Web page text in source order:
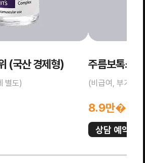
(국산 경제형)
도)
주름보톡스
(비급여, 부가세
8.9만��~
상담 예약